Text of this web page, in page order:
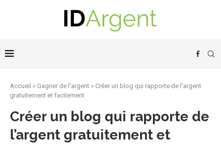
Accueil » Gagner de l'argent » Créer un blog qui rapporte de l’argent
gratuitement et facilement
Créer un blog qui rapporte de
l’argent gratuitement et